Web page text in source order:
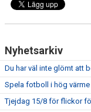
Nyhetsarkiv
Du har väl inte glömt att
Spela fotboll i hög
Tjejdag 15/8 för flickor